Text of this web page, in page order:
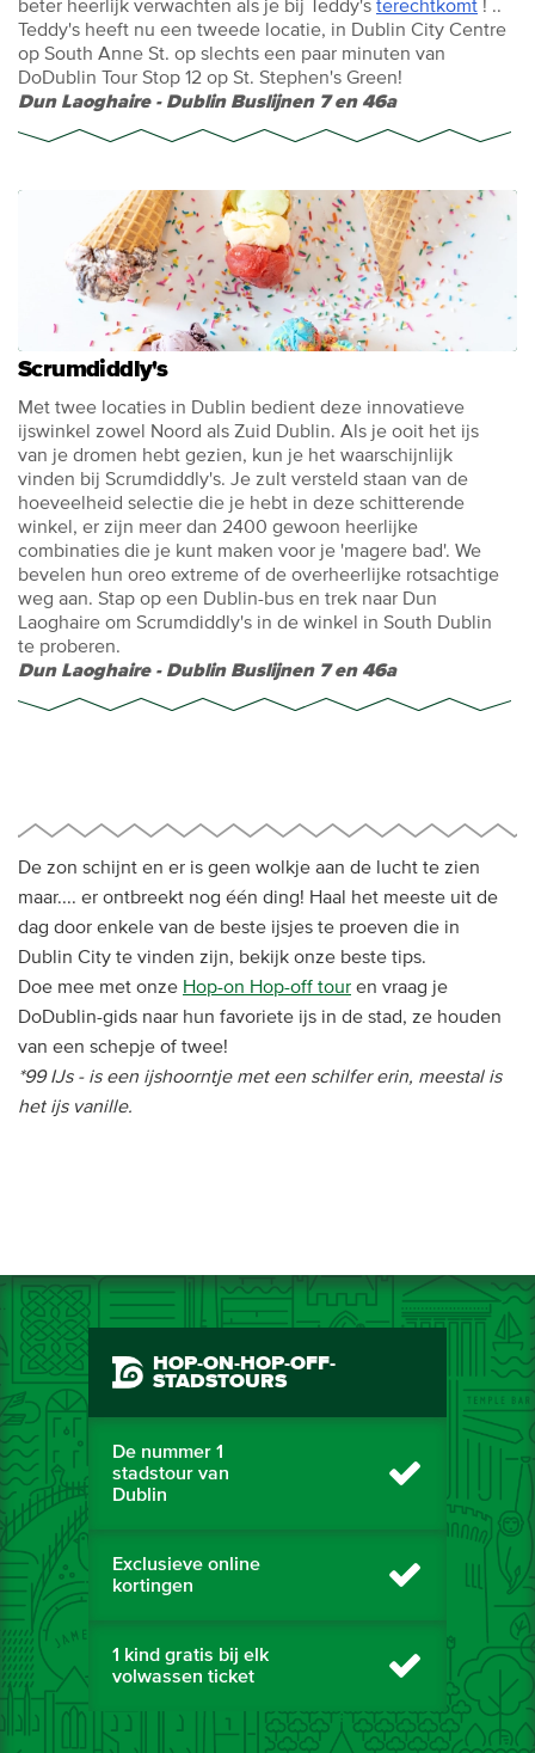
beter heerlijk verwachten als je bij Teddy's terechtkomt ! ..
Teddy's heeft nu een tweede locatie, in Dublin City Centre
op South Anne St. op slechts een paar minuten van
DoDublin Tour Stop 12 op St. Stephen's Green!
Dun Laoghaire - Dublin Buslijnen 7 en 46a
Scrumdiddly's
Met twee locaties in Dublin bedient deze innovatieve
ijswinkel zowel Noord als Zuid Dublin. Als je ooit het ijs
van je dromen hebt gezien, kun je het waarschijnlijk
vinden bij Scrumdiddly's. Je zult versteld staan ​​van de
hoeveelheid selectie die je hebt in deze schitterende
winkel, er zijn meer dan 2400 gewoon heerlijke
combinaties die je kunt maken voor je 'magere bad'. We
bevelen hun oreo extreme of de overheerlijke rotsachtige
weg aan. Stap op een Dublin-bus en trek naar Dun
Laoghaire om Scrumdiddly's in de winkel in South Dublin
te proberen.
Dun Laoghaire - Dublin Buslijnen 7 en 46a
De zon schijnt en er is geen wolkje aan de lucht te zien
maar.... er ontbreekt nog één ding! Haal het meeste uit de
dag door enkele van de beste ijsjes te proeven die in
Dublin City te vinden zijn, bekijk onze beste tips.
Doe mee met onze Hop-on Hop-off tour en vraag je
DoDublin-gids naar hun favoriete ijs in de stad, ze houden
van een schepje of twee!
*99 IJs - is een ijshoorntje met een schilfer erin, meestal is
het ijs vanille.
HOP-ON-HOP-OFF-
STADSTOURS
De nummer 1
stadstour van
Dublin
Exclusieve online
kortingen
1 kind gratis bij elk
volwassen ticket